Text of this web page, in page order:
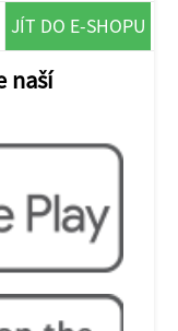
JÍT DO E-SHOPU
naší